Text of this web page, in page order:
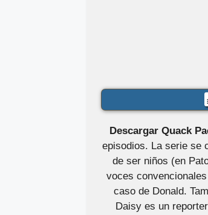
Descargar Quack
episodios. La serie se
de ser niños (en
voces
caso de Donald.
Daisy es un